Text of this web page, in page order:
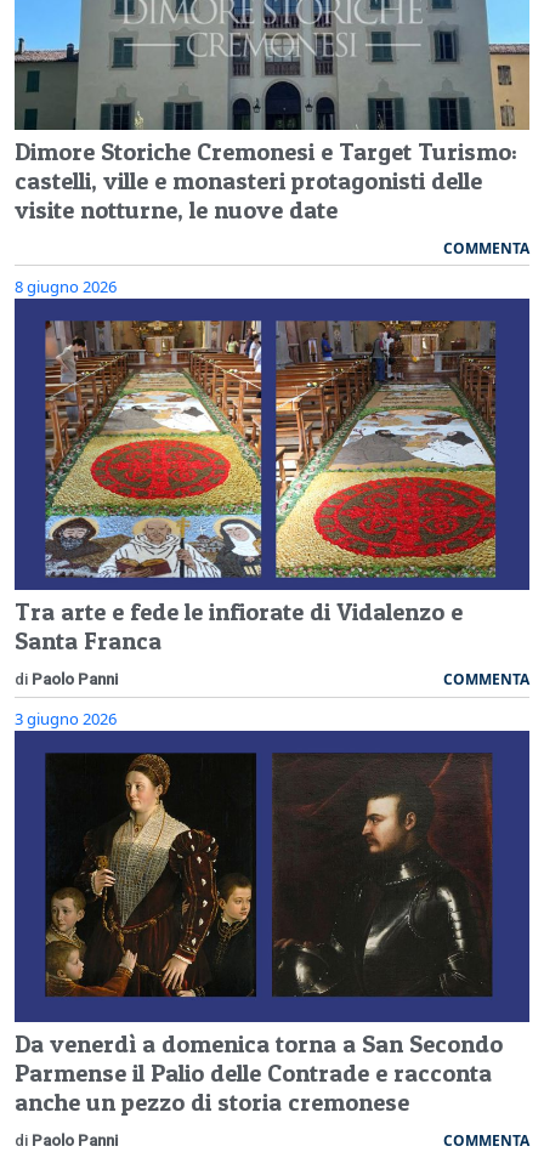
Dimore Storiche Cremonesi e Target Turismo:
castelli, ville e monasteri protagonisti delle
visite notturne, le nuove date
COMMENTA
8 giugno 2026
Tra arte e fede le infiorate di Vidalenzo e
Santa Franca
di Paolo Panni COMMENTA
3 giugno 2026
Da venerdì a domenica torna a San Secondo
Parmense il Palio delle Contrade e racconta
anche un pezzo di storia cremonese
di Paolo Panni COMMENTA